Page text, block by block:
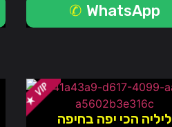
WhatsApp
ליליה הכי יפה בחיפה